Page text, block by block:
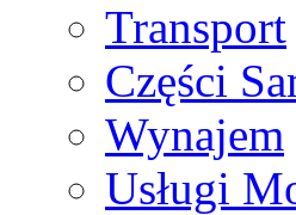
Transport
Części
Wynajem
Usługi